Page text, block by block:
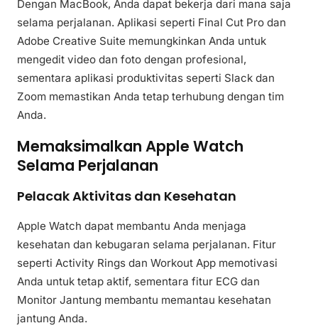
Dengan MacBook, Anda dapat bekerja dari mana saja
selama perjalanan. Aplikasi seperti Final Cut Pro dan
Adobe Creative Suite memungkinkan Anda untuk
mengedit video dan foto dengan profesional,
sementara aplikasi produktivitas seperti Slack dan
Zoom memastikan Anda tetap terhubung dengan tim
Anda.
Memaksimalkan Apple Watch
Selama Perjalanan
Pelacak Aktivitas dan Kesehatan
Apple Watch dapat membantu Anda menjaga
kesehatan dan kebugaran selama perjalanan. Fitur
seperti Activity Rings dan Workout App memotivasi
Anda untuk tetap aktif, sementara fitur ECG dan
Monitor Jantung membantu memantau kesehatan
jantung Anda.